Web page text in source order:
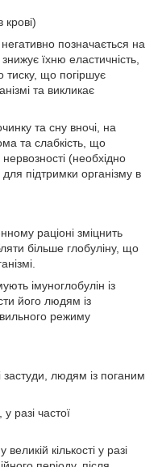
крові)
позначається на
їхню еластичність,
тиску, що погіршує
та викликає
та сну вночі, на
та слабкість, що
(необхідно
підтримки організму в
раціоні зміцнить
більше глобуліну, що
імуноглобулін із
його людям із
режиму
людям із поганим
разі частої
кількості у разі